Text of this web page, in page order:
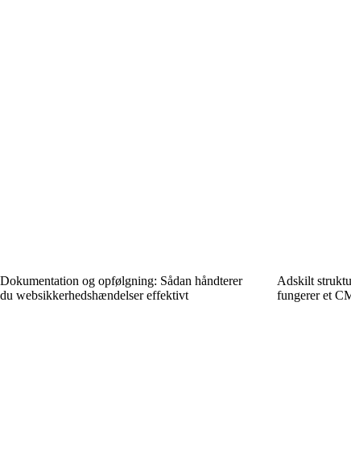
Dokumentation og opfølgning: Sådan håndterer
du web­sikkerhedshændelser effektivt
Adskilt
fungerer et